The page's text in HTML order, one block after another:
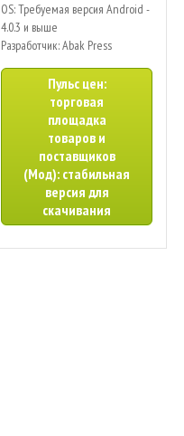
OS: Требуемая версия Android -
4.0.3 и выше
Разработчик: Abak Press
Пульс цен:
торговая
площадка
товаров и
поставщиков
(Мод): стабильная
версия для
скачивания